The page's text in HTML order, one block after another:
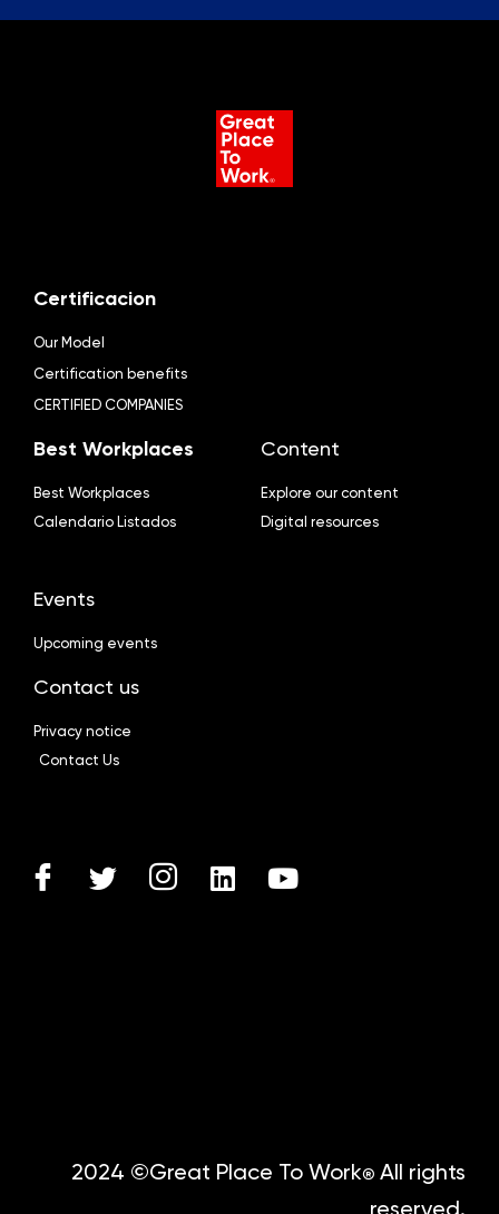
Certificacion
Our Model
Certification benefits
CERTIFIED COMPANIES
Best Workplaces
Best Workplaces
Calendario Listados
Content
Explore our content
Digital resources
Events
Upcoming events
Contact us
Privacy notice
Contact Us
2024 ©Great Place To Work® All rights
reserved.